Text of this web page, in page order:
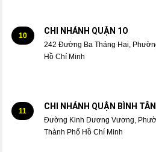
10 CHI NHÁNH QUẬN 1O
242 Đường Ba Tháng Hai,
Hồ Chí Minh
11 CHI NHÁNH QUẬN BÌNH TÂN
Đường Kinh Dương Vương,
Thành Phố Hồ Chí Minh